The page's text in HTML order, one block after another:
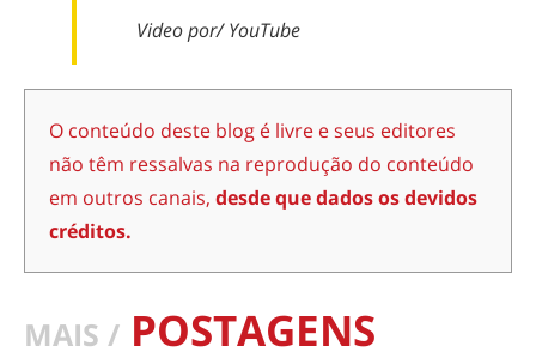
Video por/ YouTube
O conteúdo deste blog é livre e seus editores
não têm ressalvas na reprodução do conteúdo
em outros canais, desde que dados os devidos
créditos.
MAIS / POSTAGENS